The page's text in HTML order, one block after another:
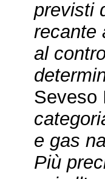
previsti
recante
al
Seveso
e gas
Più